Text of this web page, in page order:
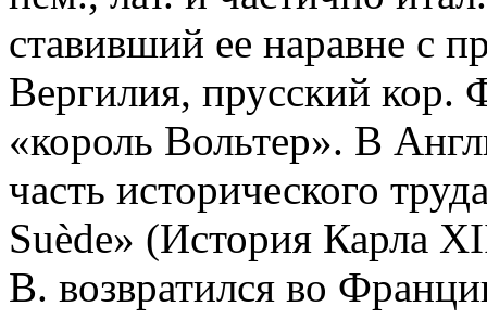
ставивший ее наравне с
Вергилия, прусский кор.
«король Вольтер». В
часть исторического
Suède» (История Карла
В. возвратился во